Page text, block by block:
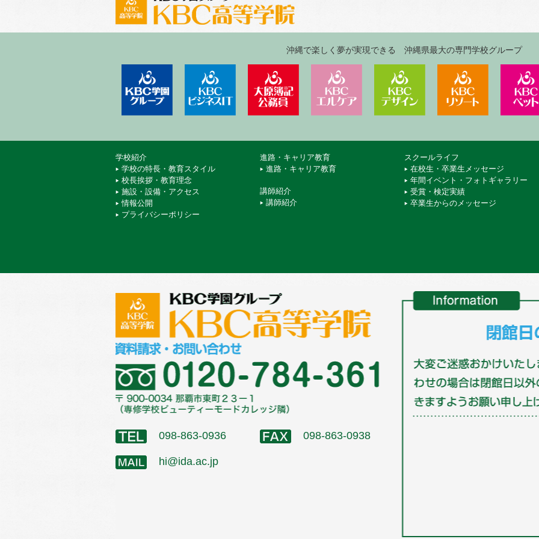
沖縄で楽しく夢が実現できる 沖縄県最大の専門学校グループ
学校法人 KBC学園KBCビジネス＆IT専門学校KBC沖縄大原簿記公務員専門学校
KBCエルケア医療保育専門学校
KBCデザイン＆アート専
KBCリゾ
学校紹介
学校の特長・教育スタイル
校長挨拶・教育理念
施設・設備・アクセス
情報公開
プライバシーポリシー
進路・キャリア教育
進路・キャリア教育
講師紹介
講師紹介
スクールライフ
在校生・卒業生メッセージ
年間イベント・フォトギャラリー
受賞・検定実績
卒業生からのメッセージ
098-863-0936 098-863-0938
hi@ida.ac.jp